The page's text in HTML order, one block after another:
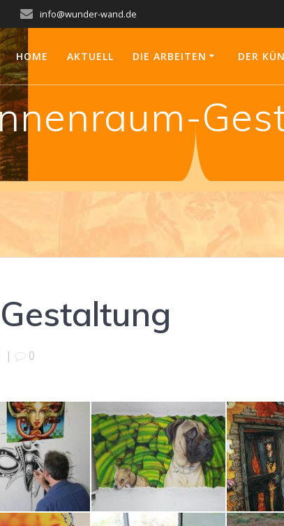
info@wunder-wand.de
HOME AKTUELL DIE ARBEITEN DER
| 0